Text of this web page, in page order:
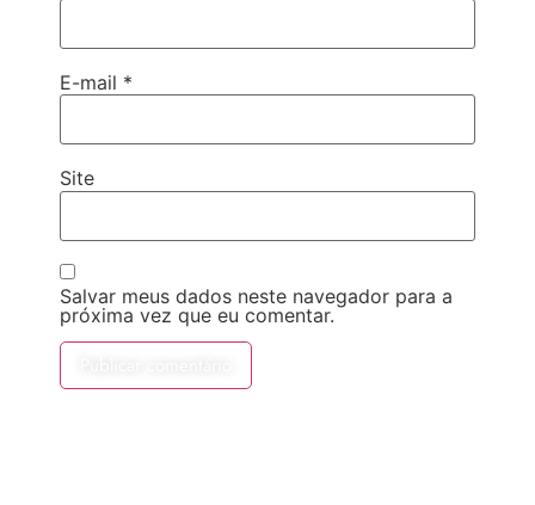
E-mail *
Site
Salvar meus dados neste navegador para a
próxima vez que eu comentar.